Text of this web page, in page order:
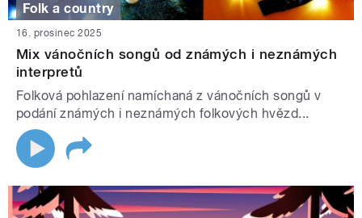
Folk a country
16. prosinec 2025
Mix vánočních songů od známých i neznámých
interpretů
Folková pohlazení namíchaná z vánočních songů v
podání známých i neznámých folkových hvězd...